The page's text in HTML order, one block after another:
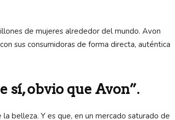
de mujeres alrededor del mundo. Avon
sus consumidoras de forma directa, auténtica
sí, obvio que Avon”.
la belleza. Y es que, en un mercado saturado de